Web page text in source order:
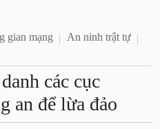
gian mạng
An ninh trật tự
các cục
an để lừa đảo